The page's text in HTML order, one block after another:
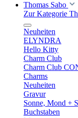
Thomas Sabo
Zur Kategorie
Neuheiten
ELYNDRA
Hello Kitty
Charm Club
Charm Club
Charms
Neuheiten
Gravur
Sonne, Mond +
Buchstaben